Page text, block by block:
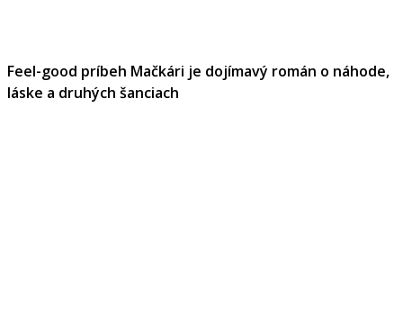
Feel-good príbeh Mačkári je dojímavý román o náhode,
láske a druhých šanciach